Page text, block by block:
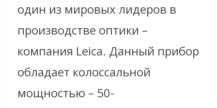
один из мировых лидеров в
производстве оптики –
компания Leica. Данный прибор
обладает колоссальной
мощностью – 50-